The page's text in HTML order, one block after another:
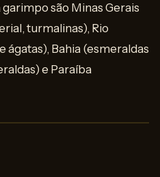
são Minas Gerais
turmalinas), Rio
ágatas), Bahia (esmeraldas
e Paraíba